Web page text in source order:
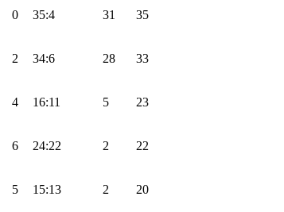
0 35:4 31 35
2 34:6 28 33
4 16:11 5 23
6 24:22 2 22
5 15:13 2 20